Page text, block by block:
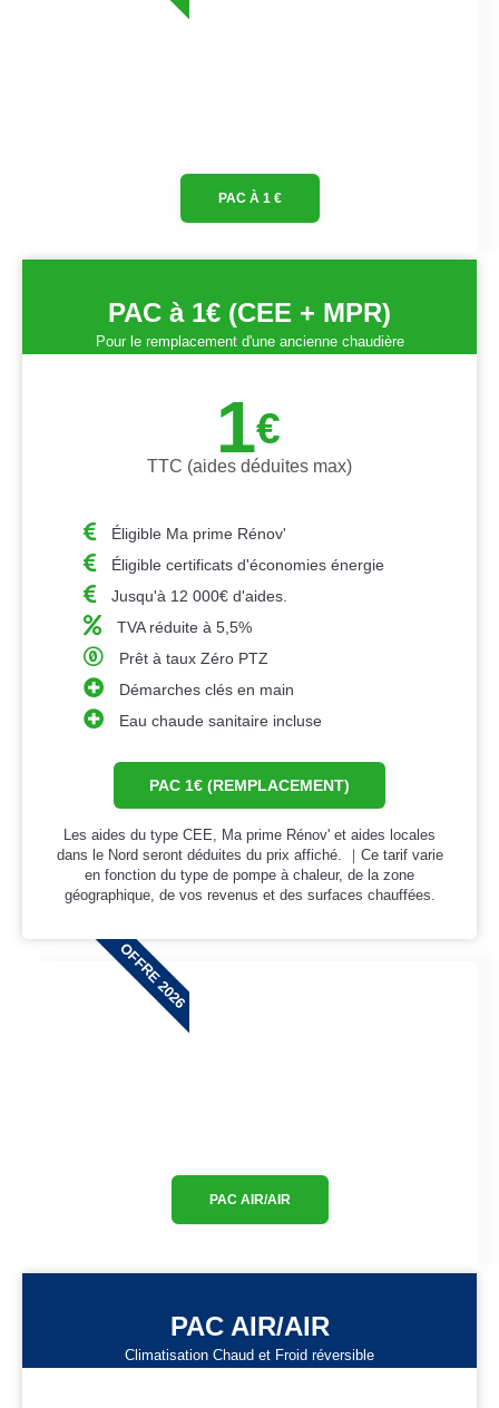
PAC À 1 €
PAC à 1€ (CEE + MPR)
Pour le remplacement d'une ancienne chaudière
1€
TTC (aides déduites max)
Éligible Ma prime Rénov'
Éligible certificats d'économies énergie
Jusqu'à 12 000€ d'aides.
TVA réduite à 5,5%
Prêt à taux Zéro PTZ
Démarches clés en main
Eau chaude sanitaire incluse
PAC 1€ (REMPLACEMENT)
Les aides du type CEE, Ma prime Rénov' et aides locales
dans le Nord seront déduites du prix affiché. ｜Ce tarif varie
en fonction du type de pompe à chaleur, de la zone
géographique, de vos revenus et des surfaces chauffées.
OFFRE 2026
PAC AIR/AIR
PAC AIR/AIR
Climatisation Chaud et Froid réversible